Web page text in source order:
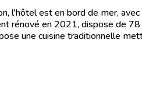
l'hôtel est en bord de mer,
rénové en 2021, dispose de
une cuisine traditionnelle